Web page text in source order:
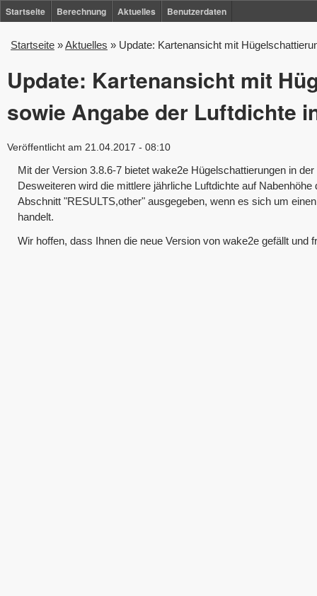
Inhalt
Startseite Berechnung Aktuelles Benutzerdaten
Sie
hier
Startseite »Aktuelles » Update: Kartenansicht mit
Update: Kartenansicht mit
sowie Angabe der Luftdichte
Veröffentlicht am 21.04.2017 - 08:10
Mit der Version 3.8.6-7 bietet wake2e Hügelschattierungen in
Desweiteren wird die mittlere jährliche Luftdichte auf
Abschnitt "RESULTS,other" ausgegeben, wenn es sich um
handelt.
Wir hoffen, dass Ihnen die neue Version von wake2e gefällt und